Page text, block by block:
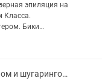
эпиляция на
Класса.
Бики
маникюр в
Депиляция воском и шугарингом выезд на дом